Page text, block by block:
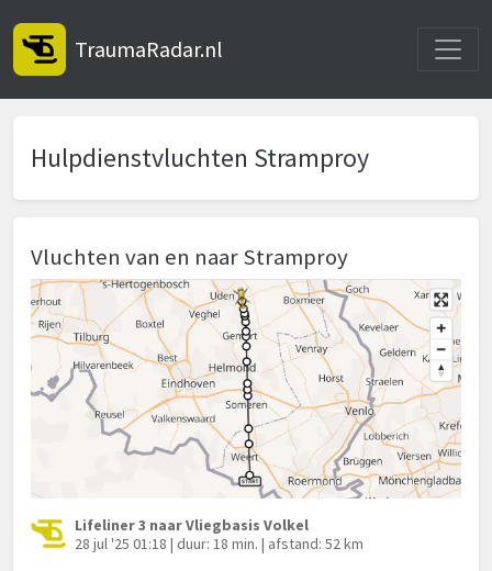
TraumaRadar.nl
Hulpdienstvluchten Stramproy
Vluchten van en naar Stramproy
Lifeliner 3 naar Vliegbasis Volkel
28 jul '25 01:18 | duur: 18 min. | afstand: 52 km